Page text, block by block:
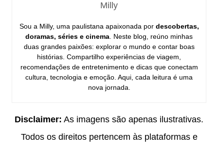
Milly
Sou a Milly, uma paulistana apaixonada por descobertas,
doramas, séries e cinema. Neste blog, reúno minhas
duas grandes paixões: explorar o mundo e contar boas
histórias. Compartilho experiências de viagem,
recomendações de entretenimento e dicas que conectam
cultura, tecnologia e emoção. Aqui, cada leitura é uma
nova jornada.
Disclaimer: As imagens são apenas ilustrativas.
Todos os direitos pertencem às plataformas e